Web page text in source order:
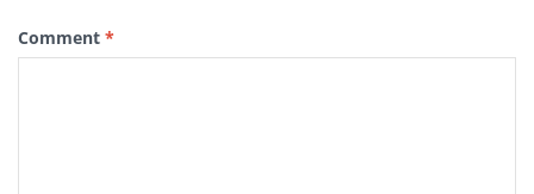
Comment *